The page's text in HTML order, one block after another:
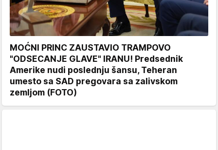
MOĆNI PRINC ZAUSTAVIO TRAMPOVO
"ODSECANJE GLAVE" IRANU! Predsednik
Amerike nudi poslednju šansu, Teheran
umesto sa SAD pregovara sa zalivskom
zemljom (FOTO)